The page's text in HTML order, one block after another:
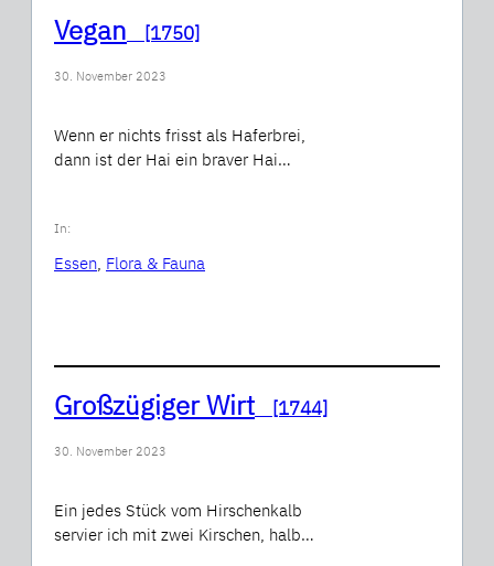
Vegan [1750]
30. November 2023
Wenn er nichts frisst als Haferbrei,
dann ist der Hai ein braver Hai…
In:
Essen, Flora & Fauna
Großzügiger Wirt [1744]
30. November 2023
Ein jedes Stück vom Hirschenkalb
servier ich mit zwei Kirschen, halb…